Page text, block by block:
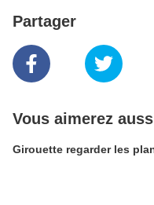
Partager
Vous aimerez
Girouette regarder les